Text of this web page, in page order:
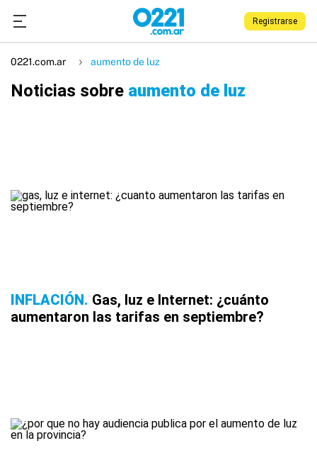
Registrarse
0221.com.ar aumento de luz
Noticias sobre aumento de luz
INFLACIÓN Gas, luz e Internet: ¿cuánto
aumentaron las tarifas en septiembre?